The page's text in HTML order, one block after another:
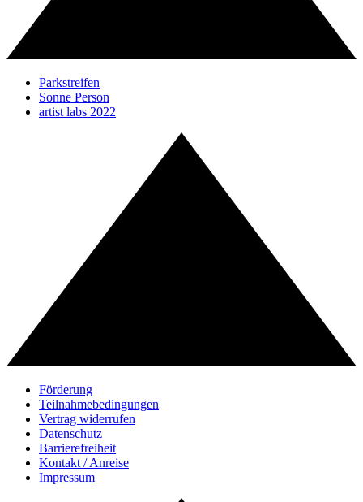
Parkstreifen
Sonne Person
artist labs 2022
Förderung
Teilnahmebedingungen
Vertrag widerrufen
Datenschutz
Barrierefreiheit
Kontakt / Anreise
Impressum